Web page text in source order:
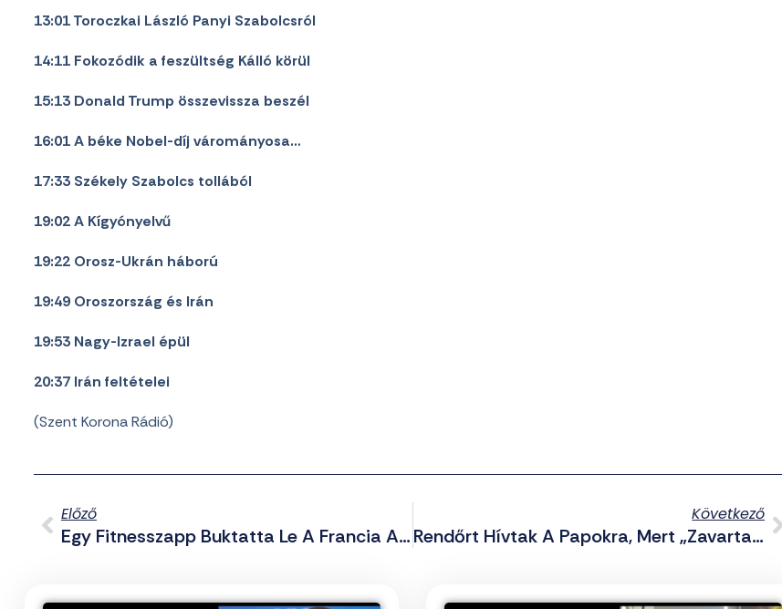
13:01 Toroczkai László Panyi Szabolcsról
14:11 Fokozódik a feszültség Kálló körül
15:13 Donald Trump összevissza beszél
16:01 A béke Nobel-díj várományosa…
17:33 Székely Szabolcs tollából
19:02 A Kígyónyelvű
19:22 Orosz-Ukrán háború
19:49 Oroszország és Irán
19:53 Nagy-Izrael épül
20:37 Irán feltételei
(Szent Korona Rádió)
Előző
Egy Fitnesszapp Buktatta Le A Francia Anyahajó Helyzetét
Következő
Rendőrt Hívtak A Papokra, Mert „zavarta Őket” A Hangszórón Sugárzott Szertartás